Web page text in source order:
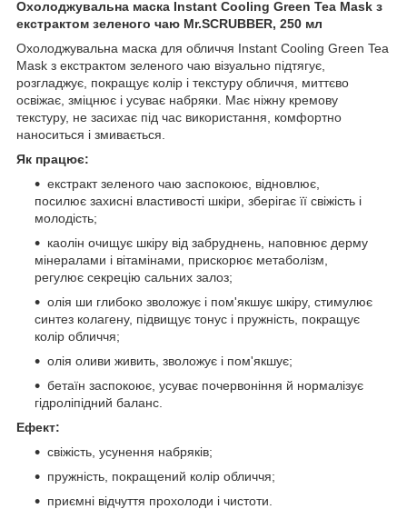
Охолоджувальна маска Instant Cooling Green Tea Mask з
екстрактом зеленого чаю Mr.SCRUBBER, 250 мл
Охолоджувальна маска для обличчя Instant Cooling Green Tea
Mask з екстрактом зеленого чаю візуально підтягує,
розгладжує, покращує колір і текстуру обличчя, миттєво
освіжає, зміцнює і усуває набряки. Має ніжну кремову
текстуру, не засихає під час використання, комфортно
наноситься і змивається.
Як працює:
екстракт зеленого чаю заспокоює, відновлює,
посилює захисні властивості шкіри, зберігає її свіжість і
молодість;
каолін очищує шкіру від забруднень, наповнює дерму
мінералами і вітамінами, прискорює метаболізм,
регулює секрецію сальних залоз;
олія ши глибоко зволожує і пом'якшує шкіру, стимулює
синтез колагену, підвищує тонус і пружність, покращує
колір обличчя;
олія оливи живить, зволожує і пом'якшує;
бетаїн заспокоює, усуває почервоніння й нормалізує
гідроліпідний баланс.
Ефект:
свіжість, усунення набряків;
пружність, покращений колір обличчя;
приємні відчуття прохолоди і чистоти.